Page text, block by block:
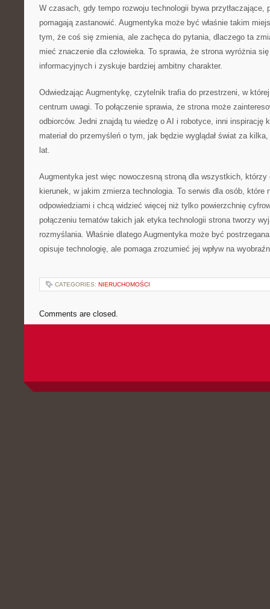
W czasach, gdy tempo rozwoju technologii bywa przytłaczające,
pomagają zastanowić. Augmentyka może być właśnie takim
tym, że coś się zmienia, ale zachęca do pytania, dlaczego ta
mieć znaczenie dla człowieka. To sprawia, że strona wyróżnia
informacyjnych i zyskuje bardziej ambitny charakter.
Odwiedzając Augmentykę, czytelnik trafia do przestrzeni, w
centrum uwagi. To połączenie sprawia, że strona może
odbiorców. Jedni znajdą tu wiedzę o AI i robotyce, inni inspirację
materiał do przemyśleń o tym, jak będzie wyglądał świat za
lat.
Augmentyka jest więc nowoczesną stroną dla wszystkich, którzy
kierunek, w jakim zmierza technologia. To serwis dla osób, które
odpowiedziami i chcą widzieć więcej niż tylko powierzchnię
połączeniu tematów takich jak etyka technologii strona tworzy
rozmyślania. Właśnie dlatego Augmentyka może być
opisuje technologię, ale pomaga zrozumieć jej wpływ na
CATEGORIES: NIERUCHOMOŚCI
Comments are closed.